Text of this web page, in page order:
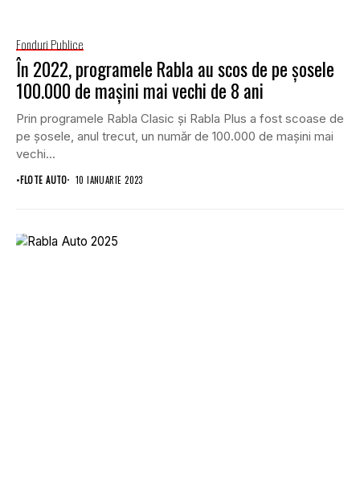
Fonduri Publice
În 2022, programele Rabla au scos de pe șosele
100.000 de mașini mai vechi de 8 ani
Prin programele Rabla Clasic şi Rabla Plus a fost scoase de
pe șosele, anul trecut, un număr de 100.000 de mașini mai
vechi...
•FLOTE AUTO 10 IANUARIE 2023